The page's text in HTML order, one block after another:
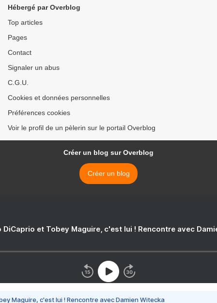
Hébergé par Overblog
Top articles
Pages
Contact
Signaler un abus
C.G.U.
Cookies et données personnelles
Préférences cookies
Voir le profil de un pèlerin sur le portail Overblog
Créer un blog sur Overblog
Créer un blog
DiCaprio et Tobey Maguire, c'est lui ! Rencontre avec
Maguire, c'est lui ! Rencontre avec Damien Witecka